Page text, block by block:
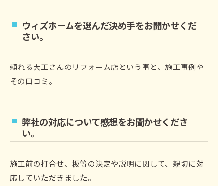
ウィズホームを選んだ決め手をお聞かせくだ
さい。
頼れる大工さんのリフォーム店という事と、施工事例や
その口コミ。
弊社の対応について感想をお聞かせくださ
い。
施工前の打合せ、板等の決定や説明に関して、親切に対
応していただきました。